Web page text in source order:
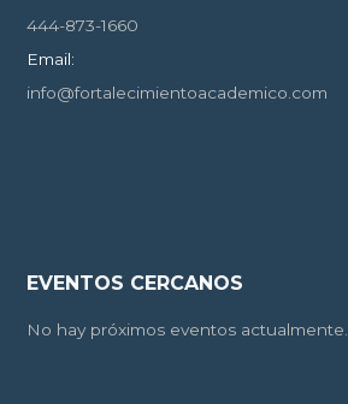
444-873-1660
Email:
info@fortalecimientoacademico.com
EVENTOS CERCANOS
No hay próximos eventos actualmente.